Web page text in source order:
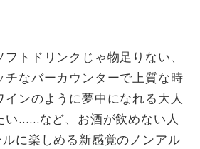
トドリンクじゃ物足りない、
チなバーカウンターで上質な時
ンのように夢中になれる大人
い……など、お酒が飲めない人
に楽しめる新感覚のノンアル